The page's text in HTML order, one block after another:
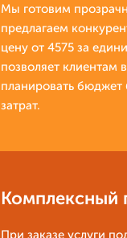
Мы готовим
предлагаем
цену от 4575 за
позволяет клиентам
планировать бюджет
затрат.
Комплексный
При заказе услуги